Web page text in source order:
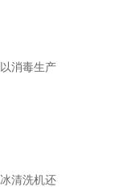
消毒生产
清洗机还